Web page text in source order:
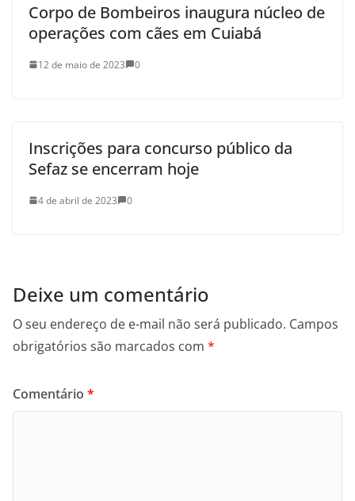
Corpo de Bombeiros inaugura núcleo de
operações com cães em Cuiabá
12 de maio de 2023 0
Inscrições para concurso público da
Sefaz se encerram hoje
4 de abril de 2023 0
Deixe um comentário
O seu endereço de e-mail não será publicado. Campos
obrigatórios são marcados com *
Comentário *